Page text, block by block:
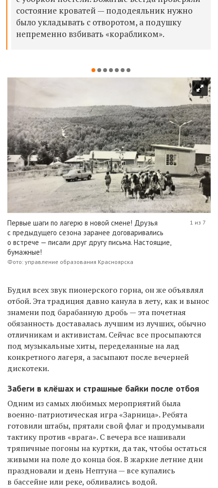
состояние кроватей — пододеяльник нужно
было укладывать с отворотом, а подушку
непременно взбивать «корабликом».
Первые шаги по лагерю в новой смене! Друзья
с предыдущего сезона заранее договаривались
о встрече — писали друг другу письма. Настоящие,
бумажные!
Фото: управление образования Красноярска
1 из 7
Будил всех звук пионерского горна, он же объявлял
отбой. Эта традиция давно канула в лету, как и вынос
знамени под барабанную дробь — эта почетная
обязанность доставалась лучшим из лучших, обычно
отличникам и активистам. Сейчас все просыпаются
под музыкальные хиты, переделанные на лад
конкретного лагеря, а засыпают после вечерней
дискотеки.
Забеги в клёшах и страшные байки после отбоя
Одним из самых любимых мероприятий была
военно-патриотическая игра «Зарница». Ребята
готовили штабы, прятали свой флаг и продумывали
тактику против «врага». С вечера все нашивали
тряпичные погоны на куртки, да так, чтобы остаться
живыми на поле до конца боя. В жаркие летние дни
праздновали и день Нептуна — все купались
в бассейне или реке, обливались водой.